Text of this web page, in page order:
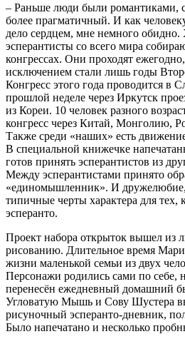
– Раньше люди были романтиками,
более прагматичный. И как
дело сердцем, мне немного
эсперантисты со всего мира
конгрессах. Они проходят
исключением стали лишь годы
Конгресс этого года проводится в
прошлой неделе через Иркутск
из Кореи. 10 человек разного
конгресс через Китай, Монголию,
Также среди «наших» есть
В специальной книжечке
готов принять эсперантистов из
Между эсперантистами принято
«единомышленник». И дружелюбие,
типичные черты характера для тех,
эсперанто.
Проект набора открыток вышел из
рисованию. Длительное время
жизни маленькой семьи из двух
Персонажи родились сами по себе,
перенесён ежедневный домашний
Угловатую Мышь и Сову Шустера
рисуночный эсперанто-дневник,
Было напечатано и несколько